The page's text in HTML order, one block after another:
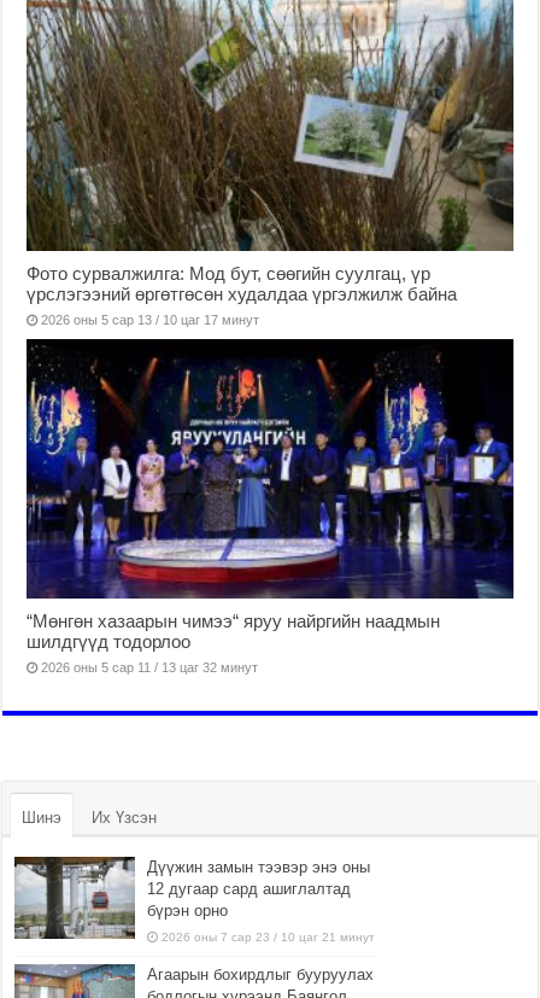
Фото сурвалжилга: Мод бут, сөөгийн суулгац, үр
үрслэгээний өргөтгөсөн худалдаа үргэлжилж байна
2026 оны 5 сар 13 / 10 цаг 17 минут
“Мөнгөн хазаарын чимээ“ яруу найргийн наадмын
шилдгүүд тодорлоо
2026 оны 5 сар 11 / 13 цаг 32 минут
Шинэ Их Үзсэн
Дүүжин замын тээвэр энэ оны
12 дугаар сард ашиглалтад
бүрэн орно
2026 оны 7 сар 23 / 10 цаг 21 минут
Агаарын бохирдлыг бууруулах